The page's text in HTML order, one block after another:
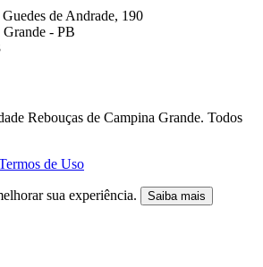
de Andrade, 190
- PB
Rebouças de Campina Grande. Todos
de Uso
sua experiência. Saiba mais